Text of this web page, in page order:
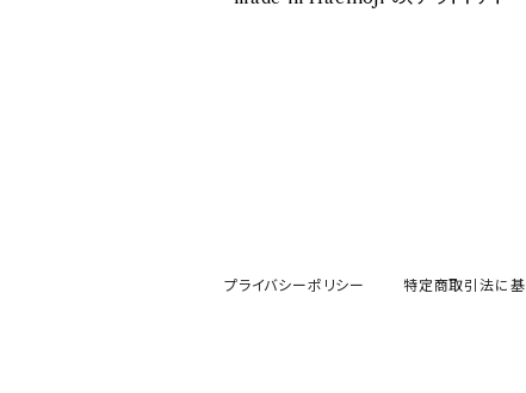
プライバシーポリシー 特定商取引法に基